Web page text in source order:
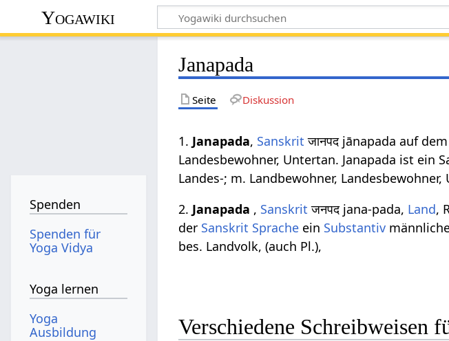
Yogawiki
Janapada
Seite Diskussion
1. Janapada, Sanskrit जानपद jānapada auf
Landesbewohner, Untertan. Janapada ist
Landes-; m. Landbewohner, Landesbewohner,
2. Janapada , Sanskrit जनपद jana-pada, Land,
der Sanskrit Sprache ein Substantiv
bes. Landvolk, (auch Pl.),
Verschiedene Schreibweisen
Spenden
Spenden für
Yoga Vidya
Yoga lernen
Yoga
Ausbildung